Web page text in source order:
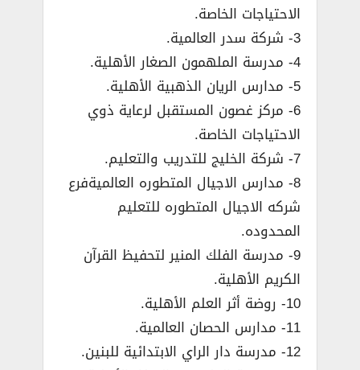
الاحتياجات الخاصة.
3- شركة سدر العالمية.
4- مدرسة الملهمون الصغار الأهلية.
5- مدارس الريان الذهبية الأهلية.
6- مركز غصون المستقبل لرعاية ذوي
الاحتياجات الخاصة.
7- شركة الخليج للتدريب والتعليم.
8- مدارس الاجيال المتطوره العالميةفرع
شركه الاجيال المتطوره للتعليم
المحدوده.
9- مدرسة الفلك المنير لتحفيظ القرآن
الكريم الأهلية.
10- روضة أثر العلم الأهلية.
11- مدارس الحصان العالمية.
12- مدرسة دار الراي الابتدائية للبنين.